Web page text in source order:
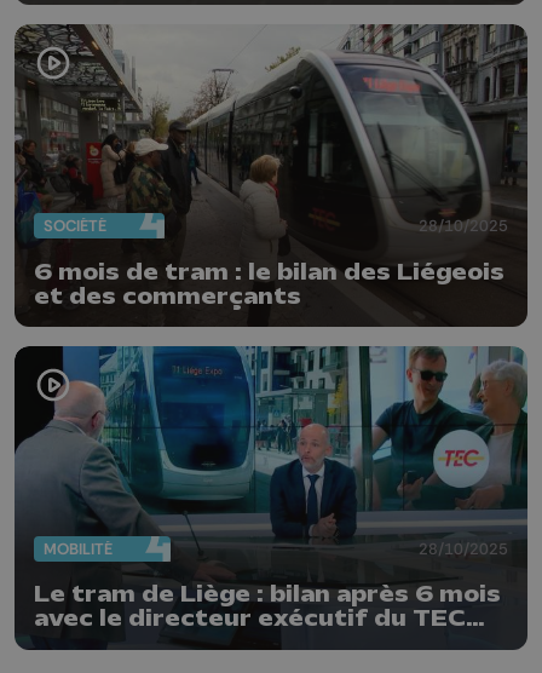
SOCIÉTÉ 28/10/2025
6 mois de tram : le bilan des Liégeois
et des commerçants
MOBILITÉ 28/10/2025
Le tram de Liège : bilan après 6 mois
avec le directeur exécutif du TEC
Liège-Verviers